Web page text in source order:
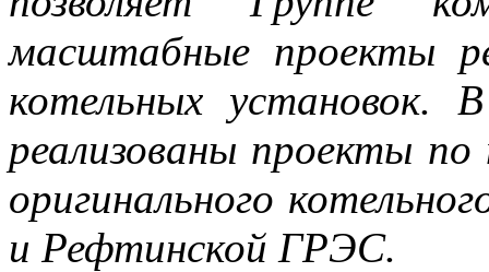
масштабные проекты
котельных установок.
реализованы проекты
оригинального
и Рефтинской ГРЭС.